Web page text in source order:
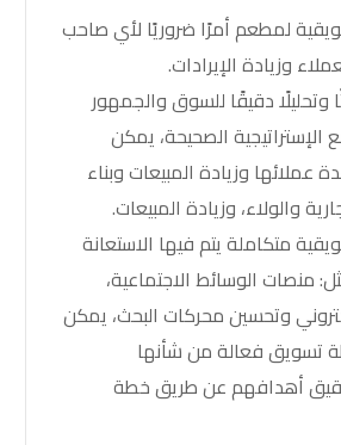
لمطعم أمرًا ضروريًا لأي صاحب
وزيادة الإيرادات.
وتحليلًا دقيقًا للسوق والجمهور
الصحيحة، يمكن
عملائها وزيادة المبيعات وبناء
والولاء، وزيادة المبيعات.
متكاملة يتم فيها الاستعانة
منصات الوسائط الاجتماعية،
وتحسين محركات البحث، يمكن
تسويق فعالة من شأنها
أهدافهم عن طريقخطة